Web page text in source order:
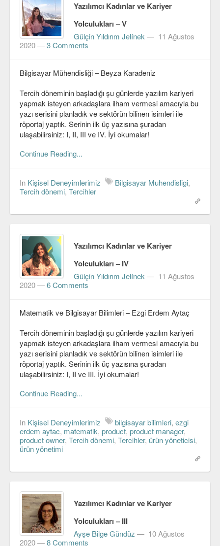
Yazılımcı Kadınlar ve Kariyer
Yolculukları – V
Gülçin Yıldırım Jelínek — 11 Ağustos
2020—3 Comments
Bilgisayar Mühendisliği – Beyza Karadeniz
Tercih döneminin başladığı şu günlerde yazılım kariyeri
yapmak isteyen arkadaşlara ilham vermesi amacıyla bu
yazı serisini planladık ve sektörün bilinen isimleri ile
röportaj yaptık. Serinin ilk üç yazısına şuradan
ulaşabilirsiniz: I, II, III ve IV. İyi okumalar!
Continue Reading...
In Kişisel Deneyimlerimiz Bilgisayar Muhendisligi,
Tercih dönemi, Tercihler
Yazılımcı Kadınlar ve Kariyer
Yolculukları – IV
Gülçin Yıldırım Jelínek — 11 Ağustos
2020—6 Comments
Matematik ve Bilgisayar Bilimleri – Ezgi Erdem Aytaç
Tercih döneminin başladığı şu günlerde yazılım kariyeri
yapmak isteyen arkadaşlara ilham vermesi amacıyla bu
yazı serisini planladık ve sektörün bilinen isimleri ile
röportaj yaptık. Serinin ilk üç yazısına şuradan
ulaşabilirsiniz: I, II ve III. İyi okumalar!
Continue Reading...
In Kişisel Deneyimlerimiz bilgisayar bilimleri, ezgi
erdem aytac, matematik, product, product manager,
product owner, Tercih dönemi, Tercihler, ürün yöneticisi,
ürün yönetimi
Yazılımcı Kadınlar ve Kariyer
Yolculukları – III
Ayşe Bilge Gündüz — 10 Ağustos
2020—8 Comments